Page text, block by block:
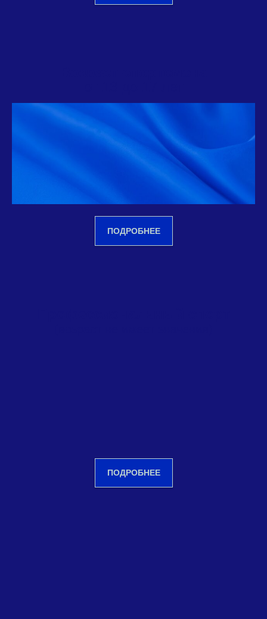
ПОДРОБНЕЕ
ПОДРОБНЕЕ